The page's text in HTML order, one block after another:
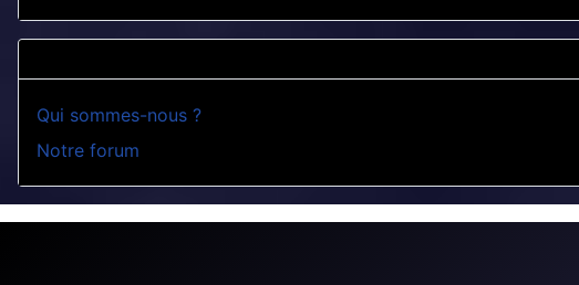
Qui sommes-nous ?
Notre forum